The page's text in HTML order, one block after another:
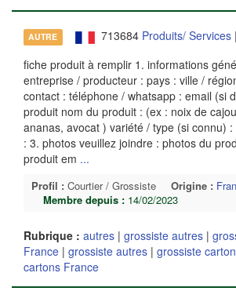
AUTRE 713684 Produits/ Services
fiche produit à remplir 1. informations
entreprise / producteur : pays : ville /
contact : téléphone / whatsapp : email (si
produit nom du produit : (ex : noix de
ananas, avocat ) variété / type (si connu)
: 3. photos veuillez joindre : photos du
produit em ...
Profil : Courtier / Grossiste Origine :
Membre depuis : 14/02/2023
Rubrique : autres | grossiste autres |
France | grossiste autres | grossiste
cartons France